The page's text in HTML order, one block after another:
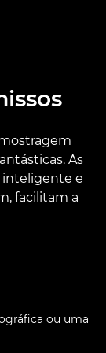
As
inteligente e
facilitam a